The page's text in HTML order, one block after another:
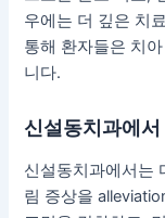
우에는 더 깊은 치
통해 환자들은 치
니다.
신설동치과에
신설동치과에서는
림 증상을